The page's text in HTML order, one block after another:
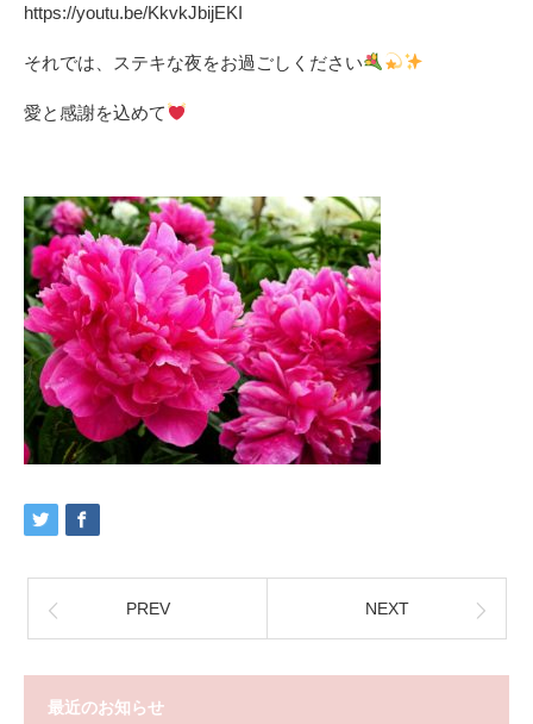
https://youtu.be/KkvkJbijEKI
それでは、ステキな夜をお過ごしください
愛と感謝を込めて
PREV NEXT
最近のお知らせ